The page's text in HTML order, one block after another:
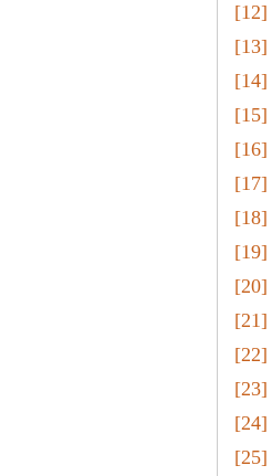
[12]
[13]
[14]
[15]
[16]
[17]
[18]
[19]
[20]
[21]
[22]
[23]
[24]
[25]